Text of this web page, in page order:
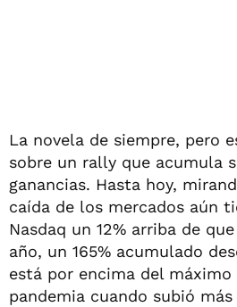
La novela de siempre, pero
sobre un rally que acumula
ganancias. Hasta hoy,
caída de los mercados aún
Nasdaq un 12% arriba de
año, un 165% acumulado
está por encima del máximo
pandemia cuando subió más